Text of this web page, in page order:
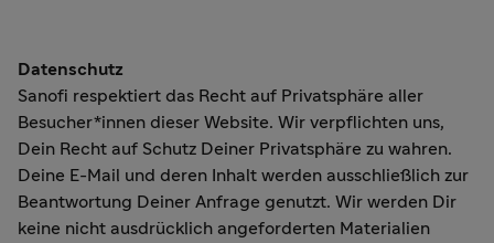
Datenschutz
Sanofi respektiert das Recht auf Privatsphäre aller
Besucher*innen dieser Website. Wir verpflichten uns,
Dein Recht auf Schutz Deiner Privatsphäre zu wahren.
Deine E-Mail und deren Inhalt werden ausschließlich zur
Beantwortung Deiner Anfrage genutzt. Wir werden Dir
keine nicht ausdrücklich angeforderten Materialien